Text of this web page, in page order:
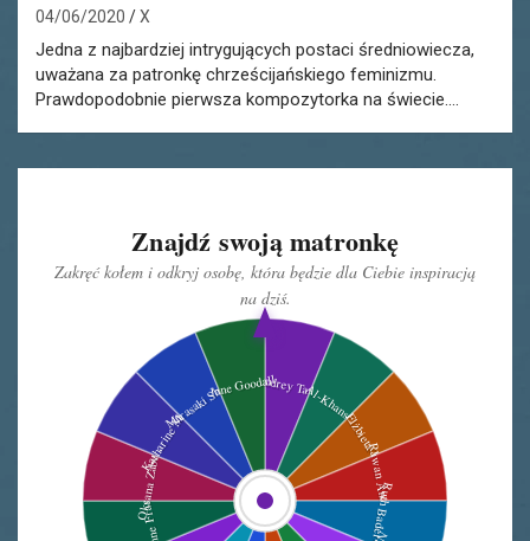
04/06/2020 X
Jedna z najbardziej intrygujących postaci średniowiecza,
uważana za patronkę chrześcijańskiego feminizmu.
Prawdopodobnie pierwsza kompozytorka na świecie.…
Znajdź swoją matronkę
Zakręć kołem i odkryj osobę, która będzie dla Ciebie inspiracją
na dziś.